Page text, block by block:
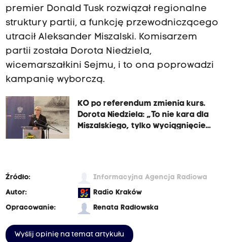
premier Donald Tusk rozwiązał regionalne
struktury partii, a funkcję przewodniczącego
utracił Aleksander Miszalski. Komisarzem
partii została Dorota Niedziela,
wicemarszałkini Sejmu, i to ona poprowadzi
kampanię wyborczą.
KO po referendum zmienia kurs.
Dorota Niedziela: „To nie kara dla
Miszalskiego, tylko wyciągnięcie
Źródło:
Informacyjna Agencja Radiowa
Autor:
Radio Kraków
Opracowanie:
Renata Radłowska
Wyślij opinię na temat artykułu